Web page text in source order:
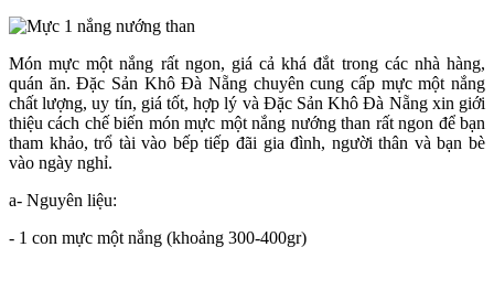
Món mực một nắng rất ngon, giá cả khá đắt trong các nhà hàng,
quán ăn. Đặc Sản Khô Đà Nẵng chuyên cung cấp mực một nắng
chất lượng, uy tín, giá tốt, hợp lý và Đặc Sản Khô Đà Nẵng xin giới
thiệu cách chế biến món mực một nắng nướng than rất ngon để bạn
tham khảo, trổ tài vào bếp tiếp đãi gia đình, người thân và bạn bè
vào ngày nghỉ.
a- Nguyên liệu:
- 1 con mực một nắng (khoảng 300-400gr)